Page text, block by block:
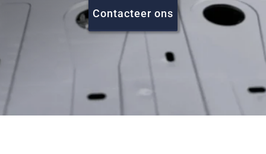
FAQ
Vacatures
Contacteer ons